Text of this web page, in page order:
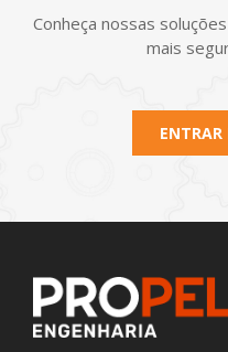
Conheça nossas
mais